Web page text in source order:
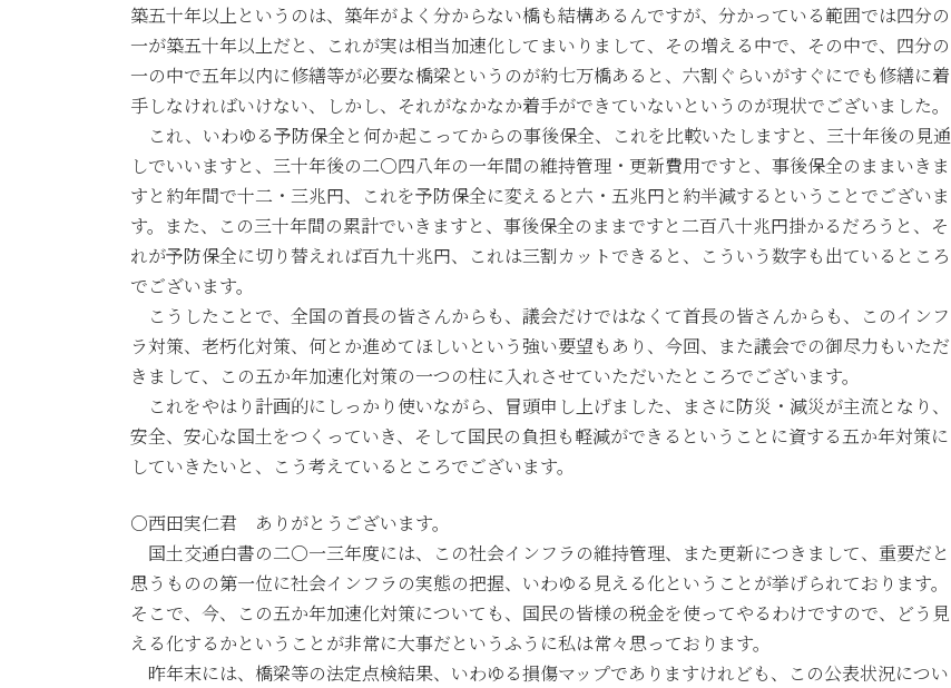
築五十年以上というのは、築年がよく分からない橋も結構あるんですが、分かっている範囲では四分の
一が築五十年以上だと、これが実は相当加速化してまいりまして、その増える中で、その中で、四分の
一の中で五年以内に修繕等が必要な橋梁というのが約七万橋あると、六割ぐらいがすぐにでも修繕に着
手しなければいけない、しかし、それがなかなか着手ができていないというのが現状でございました。
これ、いわゆる予防保全と何か起こってからの事後保全、これを比較いたしますと、三十年後の見通
しでいいますと、三十年後の二〇四八年の一年間の維持管理・更新費用ですと、事後保全のままいきま
すと約年間で十二・三兆円、これを予防保全に変えると六・五兆円と約半減するということでございま
す。また、この三十年間の累計でいきますと、事後保全のままですと二百八十兆円掛かるだろうと、そ
れが予防保全に切り替えれば百九十兆円、これは三割カットできると、こういう数字も出ているところ
でございます。
こうしたことで、全国の首長の皆さんからも、議会だけではなくて首長の皆さんからも、このインフ
ラ対策、老朽化対策、何とか進めてほしいという強い要望もあり、今回、また議会での御尽力もいただ
きまして、この五か年加速化対策の一つの柱に入れさせていただいたところでございます。
これをやはり計画的にしっかり使いながら、冒頭申し上げました、まさに防災・減災が主流となり、
安全、安心な国土をつくっていき、そして国民の負担も軽減ができるということに資する五か年対策に
していきたいと、こう考えているところでございます。
○西田実仁君 ありがとうございます。
国土交通白書の二〇一三年度には、この社会インフラの維持管理、また更新につきまして、重要だと
思うものの第一位に社会インフラの実態の把握、いわゆる見える化ということが挙げられております。
そこで、今、この五か年加速化対策についても、国民の皆様の税金を使ってやるわけですので、どう見
える化するかということが非常に大事だというふうに私は常々思っております。
昨年末には、橋梁等の法定点検結果、いわゆる損傷マップでありますけれども、この公表状況につい